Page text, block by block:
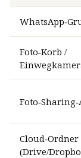
WhatsApp-
Foto-Korb /
Foto-Sharing-
Cloud-Ordner
(Drive/